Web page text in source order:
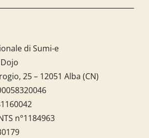
di Sumi-e
25 – 12051 Alba (CN)
n°1184963